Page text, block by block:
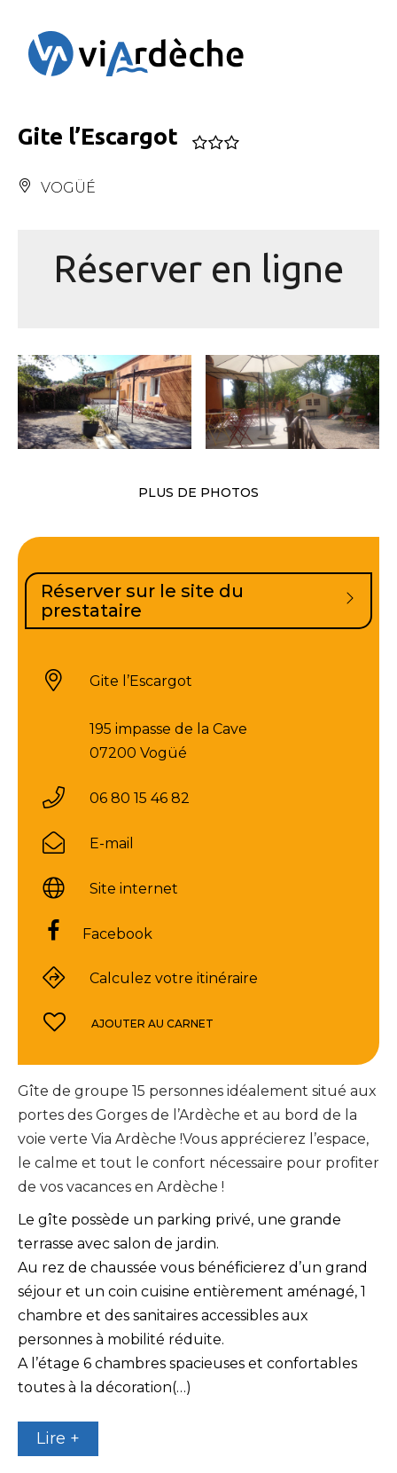
Gite l’Escargot
VOGÜÉ
Réserver en ligne
PLUS DE PHOTOS
Gîte de groupe 15 personnes idéalement situé aux
portes des Gorges de l’Ardèche et au bord de la
voie verte Via Ardèche !Vous apprécierez l’espace,
le calme et tout le confort nécessaire pour profiter
de vos vacances en Ardèche !
Le gîte possède un parking privé, une grande
terrasse avec salon de jardin.
Au rez de chaussée vous bénéficierez d’un grand
séjour et un coin cuisine entièrement aménagé, 1
chambre et des sanitaires accessibles aux
personnes à mobilité réduite.
A l’étage 6 chambres spacieuses et confortables
toutes à la décoration(…)
Lire +
Réserver sur le site du
prestataire
Gite l’Escargot
195 impasse de la Cave
07200 Vogüé
06 80 15 46 82
E-mail
Site internet
Facebook
Calculez votre itinéraire
AJOUTER AU CARNET